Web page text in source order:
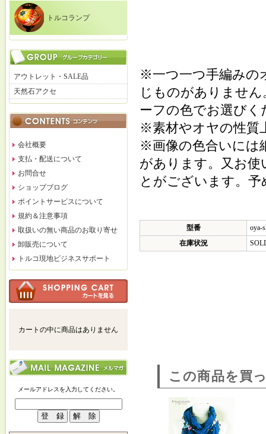
トルコランプ
アウトレット・SALE品
天然石アクセ
会社概要
支払・配送について
お問合せ
ショップブログ
ポイントサービスについて
規約＆注意事項
取扱いの無い商品のお取り寄せ
卸販売について
トルコ現地ビジネスサポート
カートの中に商品はありません
メールアドレスを入力してください。
※一つ一つ手編みの
じものがありませ
ーフの色でお選びく
※素材やオヤの性質
※画像の色合いには
があります。又お
とがございます。
型番
oya-
在庫状況
この商品を買